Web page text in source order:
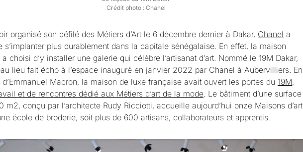
Crédit photo : Chanel
organisé son défilé des Métiers d’Art le 6 décembre dernier à Dakar, Chanel a
s’implanter plus durablement dans la capitale sénégalaise. En effet, la maison
choisi d’y installer une galerie qui célèbre l’artisanat d’art. Nommé le 19M Dakar,
lieu fait écho à l’espace inauguré en janvier 2022 par Chanel à Aubervilliers. En
d’Emmanuel Macron, la maison de luxe française avait ouvert les portes du 19M,
et de rencontres dédié aux Métiers d’art de la mode . Le bâtiment d’une surface
m2, conçu par l’architecte Rudy Ricciotti, accueille aujourd’hui onze Maisons d’art
école de broderie, soit plus de 600 artisans, collaborateurs et apprentis.